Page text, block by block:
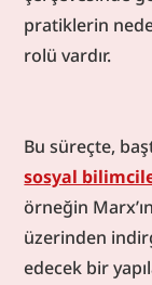
pratiklerin
rolü vardır.
sosyal
örneğin
üzerinden
edecek bir